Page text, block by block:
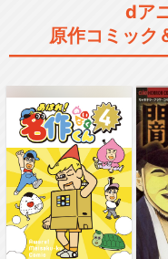
dア
原作コミック